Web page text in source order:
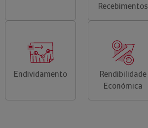
Recebimentos
Endividamento
Rendibilidade
Económica